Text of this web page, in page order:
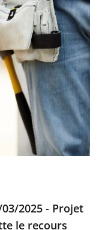
2025 - Projet
le recours